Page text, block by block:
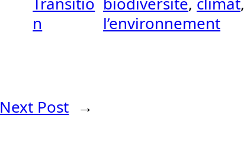
n
l’environnement
Next Post →